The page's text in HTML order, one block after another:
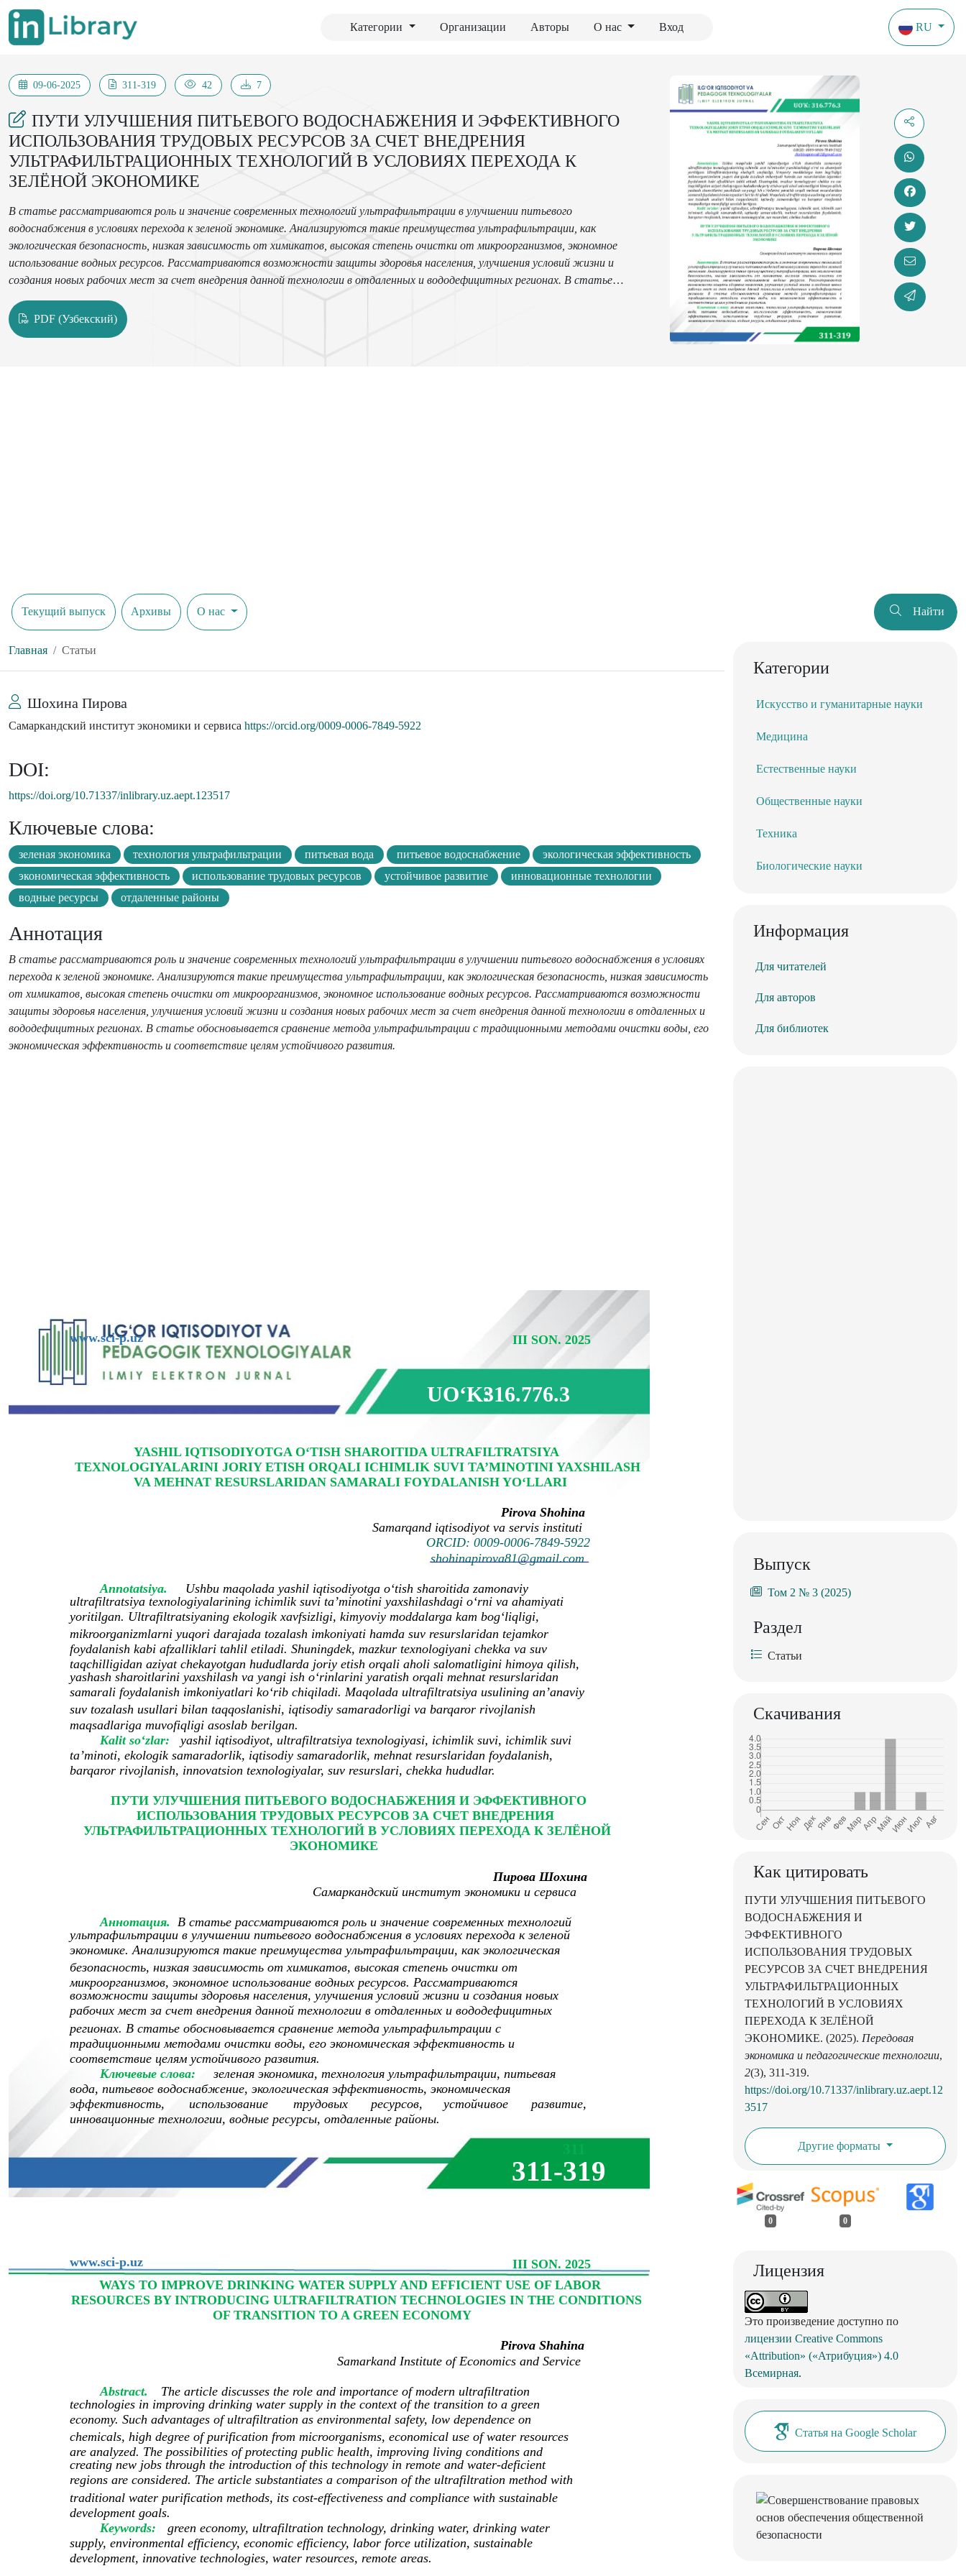
Категории Организации Авторы О нас Вход RU
09-06-2025 311-319 42 7
ПУТИ УЛУЧШЕНИЯ ПИТЬЕВОГО ВОДОСНАБЖЕНИЯ И ЭФФЕКТИВНОГО
ИСПОЛЬЗОВАНИЯ ТРУДОВЫХ РЕСУРСОВ ЗА СЧЕТ ВНЕДРЕНИЯ
УЛЬТРАФИЛЬТРАЦИОННЫХ ТЕХНОЛОГИЙ В УСЛОВИЯХ ПЕРЕХОДА К
ЗЕЛЁНОЙ ЭКОНОМИКЕ
В статье рассматриваются роль и значение современных технологий ультрафильтрации в улучшении питьевого
водоснабжения в условиях перехода к зеленой экономике. Анализируются такие преимущества ультрафильтрации, как
экологическая безопасность, низкая зависимость от химикатов, высокая степень очистки от микроорганизмов, экономное
использование водных ресурсов. Рассматриваются возможности защиты здоровья населения, улучшения условий жизни и
создания новых рабочих мест за счет внедрения данной технологии в отдаленных и вододефицитных регионах. В статье
эффективность и соответствие целям устойчивого развития.
PDF (Узбекский)
Текущий выпуск Архивы О нас Найти
Главная Статьи
Шохина Пирова
Самаркандский институт экономики и сервиса https://orcid.org/0009-0006-7849-5922
DOI:
https://doi.org/10.71337/inlibrary.uz.aept.123517
Ключевые слова:
зеленая экономика технология ультрафильтрации питьевая вода питьевое водоснабжение
экологическая эффективность
экономическая эффективность
использование трудовых ресурсов устойчивое развитие
инновационные технологии
водные ресурсы
отдаленные районы
Аннотация
В статье рассматриваются роль и значение современных технологий ультрафильтрации в улучшении питьевого водоснабжения в условиях
перехода к зеленой экономике. Анализируются такие преимущества ультрафильтрации, как экологическая безопасность, низкая зависимость
от химикатов, высокая степень очистки от микроорганизмов, экономное использование водных ресурсов. Рассматриваются возможности
защиты здоровья населения, улучшения условий жизни и создания новых рабочих мест за счет внедрения данной технологии в отдаленных и
вододефицитных регионах. В статье обосновывается сравнение метода ультрафильтрации с традиционными методами очистки воды, его
экономическая эффективность и соответствие целям устойчивого развития.
www.sci-p.uz III SON. 2025
YASHIL IQTISODIYOTGA O‘TISH SHAROITIDA ULTRAFILTRATSIYA
TEXNOLOGIYALARINI JORIY ETISH ORQALI ICHIMLIK SUVI TA’MINOTINI YAXSHILASH
VA MEHNAT RESURSLARIDAN SAMARALI FOYDALANISH YO‘LLARI
Pirova Shohina
Samarqand iqtisodiyot va servis instituti
ORCID: 0009-0006-7849-5922
shohinapirova81@gmail.com
Annotatsiya.
Ushbu maqolada yashil iqtisodiyotga o‘tish sharoitida zamonaviy
ultrafiltratsiya texnologiyalarining ichimlik suvi ta’minotini yaxshilashdagi o‘rni va ahamiyati
yoritilgan. Ultrafiltratsiyaning ekologik xavfsizligi, kimyoviy moddalarga kam bog‘liqligi,
mikroorganizmlarni yuqori darajada tozalash imkoniyati hamda suv resurslaridan tejamkor
foydalanish kabi afzalliklari tahlil etiladi. Shuningdek, mazkur texnologiyani chekka va suv
taqchilligidan aziyat chekayotgan hududlarda joriy etish orqali aholi salomatligini himoya qilish,
yashash sharoitlarini yaxshilash va yangi ish o‘rinlarini yaratish orqali mehnat resurslaridan
samarali foydalanish imkoniyatlari ko‘rib chiqiladi. Maqolada ultrafiltratsiya usulining an’anaviy
suv tozalash usullari bilan taqqoslanishi, iqtisodiy samaradorligi va barqaror rivojlanish
maqsadlariga muvofiqligi asoslab berilgan.
Kalit so‘zlar:
yashil iqtisodiyot, ultrafiltratsiya texnologiyasi, ichimlik suvi, ichimlik suvi
ta’minoti, ekologik samaradorlik, iqtisodiy samaradorlik, mehnat resurslaridan foydalanish,
barqaror rivojlanish, innovatsion texnologiyalar, suv resurslari, chekka hududlar.
ПУТИ УЛУЧШЕНИЯ ПИТЬЕВОГО ВОДОСНАБЖЕНИЯ И ЭФФЕКТИВНОГО
ИСПОЛЬЗОВАНИЯ ТРУДОВЫХ РЕСУРСОВ ЗА СЧЕТ ВНЕДРЕНИЯ
УЛЬТРАФИЛЬТРАЦИОННЫХ ТЕХНОЛОГИЙ В УСЛОВИЯХ ПЕРЕХОДА К ЗЕЛЁНОЙ
ЭКОНОМИКЕ
Пирова Шохина
Самаркандский институт экономики и сервиса
Аннотация. В статье рассматриваются роль и значение современных технологий
ультрафильтрации в улучшении питьевого водоснабжения в условиях перехода к зеленой
экономике. Анализируются такие преимущества ультрафильтрации, как экологическая
безопасность, низкая зависимость от химикатов, высокая степень очистки от
микроорганизмов, экономное использование водных ресурсов. Рассматриваются
возможности защиты здоровья населения, улучшения условий жизни и создания новых
рабочих мест за счет внедрения данной технологии в отдаленных и вододефицитных
регионах. В статье обосновывается сравнение метода ультрафильтрации с
традиционными методами очистки воды, его экономическая эффективность и
соответствие целям устойчивого развития.
Ключевые слова:
зеленая экономика, технология ультрафильтрации, питьевая
вода, питьевое водоснабжение, экологическая эффективность, экономическая
эффективность,
использование трудовых ресурсов, устойчивое
развитие,
инновационные технологии, водные ресурсы, отдаленные районы.
UOʻK:316.776.3
311-319
www.sci-p.uz
III SON. 2025
WAYS TO IMPROVE DRINKING WATER SUPPLY AND EFFICIENT USE OF LABOR
RESOURCES BY INTRODUCING ULTRAFILTRATION TECHNOLOGIES IN THE CONDITIONS
OF TRANSITION TO A GREEN ECONOMY
Pirova Shahina
Samarkand Institute of Economics and Service
Abstract.
The article discusses the role and importance of modern ultrafiltration
technologies in improving drinking water supply in the context of the transition to a green
economy. Such advantages of ultrafiltration as environmental safety, low dependence on
chemicals, high degree of purification from microorganisms, economical use of water resources
are analyzed. The possibilities of protecting public health, improving living conditions and
creating new jobs through the introduction of this technology in remote and water-deficient
regions are considered. The article substantiates a comparison of the ultrafiltration method with
traditional water purification methods, its cost-effectiveness and compliance with sustainable
development goals.
Keywords:
green economy, ultrafiltration technology, drinking water, drinking water
supply, environmental efficiency, economic efficiency, labor force utilization, sustainable
development, innovative technologies, water resources, remote areas.
Категории
Искусство и гуманитарные науки
Медицина
Естественные науки
Общественные науки
Техника
Биологические науки
Информация
Для читателей
Для авторов
Для библиотек
Выпуск
Том 2 № 3 (2025)
Раздел
Статьи
Скачивания
Как цитировать
ПУТИ УЛУЧШЕНИЯ ПИТЬЕВОГО
ВОДОСНАБЖЕНИЯ И
ЭФФЕКТИВНОГО
ИСПОЛЬЗОВАНИЯ ТРУДОВЫХ
РЕСУРСОВ ЗА СЧЕТ ВНЕДРЕНИЯ
УЛЬТРАФИЛЬТРАЦИОННЫХ
ТЕХНОЛОГИЙ В УСЛОВИЯХ
ПЕРЕХОДА К ЗЕЛЁНОЙ
ЭКОНОМИКЕ. (2025). Передовая
экономика и педагогические технологии,
2(3), 311-319.
https://doi.org/10.71337/inlibrary.uz.aept.12
3517
Другие форматы
0 0
Лицензия
Это произведение доступно по
лицензии Creative Commons
«Attribution» («Атрибуция») 4.0
Всемирная.
Статья на Google Scholar